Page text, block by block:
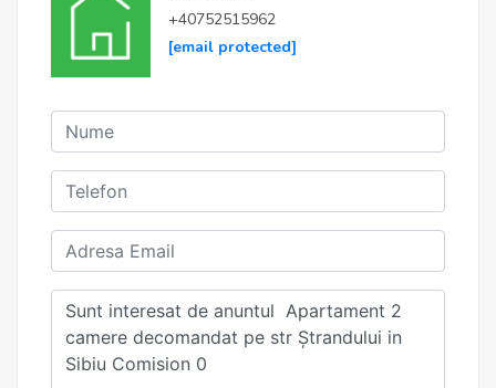
+40752515962
[email protected]